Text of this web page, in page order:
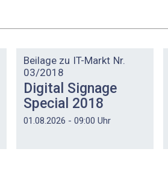
Beilage zu IT-Markt Nr.
03/2018
Digital Signage
Special 2018
01.08.2026 - 09:00 Uhr